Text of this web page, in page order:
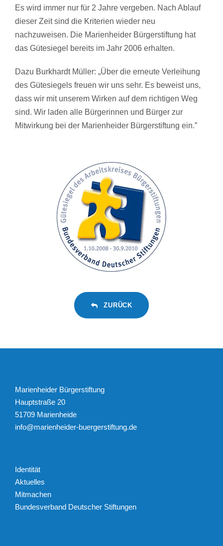
Es wird immer nur für 2 Jahre vergeben. Nach Ablauf
dieser Zeit sind die Kriterien wieder neu
nachzuweisen. Die Marienheider Bürgerstiftung hat
das Gütesiegel bereits im Jahr 2006 erhalten.
Dazu Burkhardt Müller: „Über die erneute Verleihung
des Gütesiegels freuen wir uns sehr. Es beweist uns,
dass wir mit unserem Wirken auf dem richtigen Weg
sind. Wir laden alle Bürgerinnen und Bürger zur
Mitwirkung bei der Marienheider Bürgerstiftung ein.”
ZURÜCK
Marienheider Bürgerstiftung
Hauptstraße 20
51709 Marienheide
info@marienheider-buergerstiftung.de
Identität
Aktuelles
Mitmachen
Bundesverband Deutscher Stiftungen